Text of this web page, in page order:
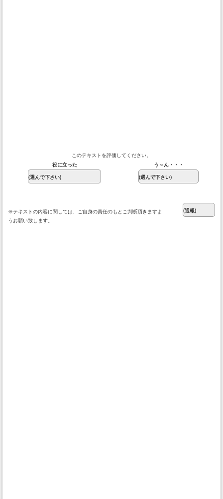
このテキストを評価してください。
役に立った
う～ん・・・
※テキストの内容に関しては、ご自身の責任のもとご判断頂きますよ
うお願い致します。